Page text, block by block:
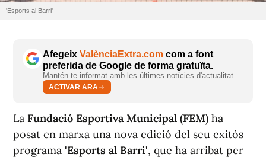
'Esports al Barri'
Afegeix ValènciaExtra.com com a font
preferida de Google de forma gratuïta.
Mantén-te informat amb les últimes notícies d'actualitat.
ACTIVAR ARA
La Fundació Esportiva Municipal (FEM) ha
posat en marxa una nova edició del seu exitós
programa 'Esports al Barri', que ha arribat per